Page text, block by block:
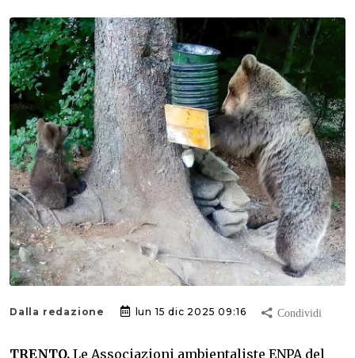
Dalla redazione lun 15 dic 2025 09:16
TRENTO. Le Associazioni ambientaliste ENPA del